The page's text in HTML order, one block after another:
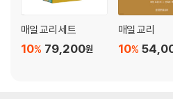
연합과 교제 / 계명을 지키며 사랑 안에
하게 얻어지는 특별한 거룩
10. 너의 성숙함을 모든 사람에게 나타내라
매일 교리 세트
79,200원
10%
매일 교리
10%